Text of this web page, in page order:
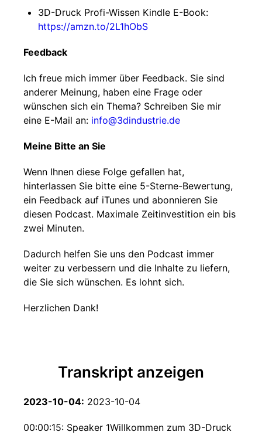
3D-Druck Profi-Wissen Kindle E-Book:
https://amzn.to/2L1hObS
Feedback
Ich freue mich immer über Feedback. Sie sind
anderer Meinung, haben eine Frage oder
wünschen sich ein Thema? Schreiben Sie mir
eine E-Mail an: info@3dindustrie.de
Meine Bitte an Sie
Wenn Ihnen diese Folge gefallen hat,
hinterlassen Sie bitte eine 5-Sterne-Bewertung,
ein Feedback auf iTunes und abonnieren Sie
diesen Podcast. Maximale Zeitinvestition ein bis
zwei Minuten.
Dadurch helfen Sie uns den Podcast immer
weiter zu verbessern und die Inhalte zu liefern,
die Sie sich wünschen. Es lohnt sich.
Herzlichen Dank!
Transkript anzeigen
2023-10-04: 2023-10-04
00:00:15: Speaker 1Willkommen zum 3D-Druck